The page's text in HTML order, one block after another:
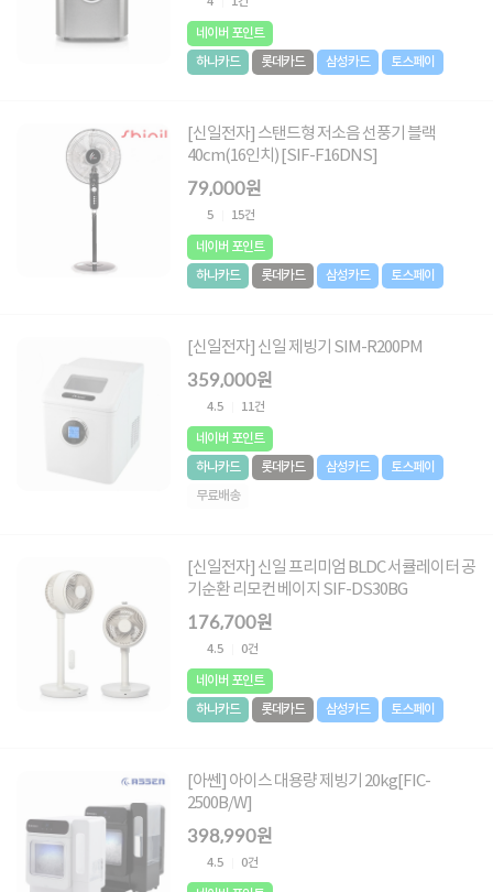
네이버 포인트
하나카드
롯데카드 삼성카드 토스페이
[신일전자] 스탠드형 저소음 선풍기 블랙
40cm(16인치) [SIF-F16DNS]
79,000원
5 15건
네이버 포인트
하나카드
롯데카드 삼성카드 토스페이
[신일전자] 신일 제빙기 SIM-R200PM
359,000원
4.5 11건
네이버 포인트
하나카드
롯데카드 삼성카드
토스페이
무료배송
[신일전자] 신일 프리미엄 BLDC 서큘레이터 공
기순환 리모컨 베이지 SIF-DS30BG
176,700원
4.5 0건
네이버 포인트
하나카드
롯데카드 삼성카드 토스페이
[아쎈] 아이스 대용량 제빙기 20kg[FIC-
2500B/W]
398,990원
4.5 0건